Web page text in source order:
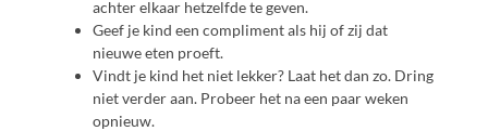
achter elkaar hetzelfde te geven.
Geef je kind een compliment als hij of zij dat
nieuwe eten proeft.
Vindt je kind het niet lekker? Laat het dan zo. Dring
niet verder aan. Probeer het na een paar weken
opnieuw.